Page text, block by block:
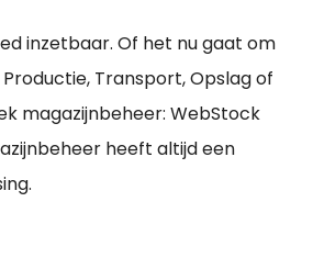
inzetbaar. Of het nu gaat om
Transport, Opslag of
magazijnbeheer: WebStock
heeft altijd een